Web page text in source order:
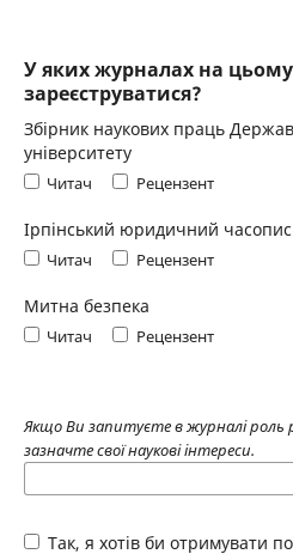
У яких журналах на цьому
зареєструватися?
Збірник наукових праць
університету
Читач Рецензент
Ірпінський юридичний часопис
Читач Рецензент
Митна безпека
Читач Рецензент
Якщо Ви запитуєте в журналі роль
зазначте свої наукові інтереси.
Так, я хотів би отримувати